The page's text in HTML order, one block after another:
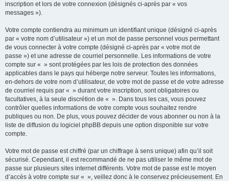
inscription et lors de votre connexion (désignés ci-après par « vos
messages »).
Votre compte contiendra au minimum un identifiant unique (désigné ci-après
par « votre nom d’utilisateur ») et un mot de passe personnel vous permettant
de vous connecter à votre compte (désigné ci-après par « votre mot de
passe ») et une adresse de courriel personnelle. Les informations de votre
compte sur « » sont protégées par les lois de protection des données
applicables dans le pays qui héberge notre serveur. Toutes les informations,
en-dehors de votre nom d’utilisateur, de votre mot de passe et de votre adresse
de courriel requis par « » durant votre inscription, sont obligatoires ou
facultatives, à la seule discrétion de « ». Dans tous les cas, vous pouvez
contrôler quelles informations de votre compte vous souhaitez rendre
publiques ou non. De plus, vous pouvez décider de vous abonner ou non à la
liste de diffusion du logiciel phpBB depuis une option disponible sur votre
compte.
Votre mot de passe est chiffré (par un chiffrage à sens unique) afin qu’il soit
sécurisé. Cependant, il est recommandé de ne pas utiliser le même mot de
passe sur plusieurs sites internet différents. Votre mot de passe est le moyen
d’accès à votre compte sur « », veillez donc à le conservez précieusement. En